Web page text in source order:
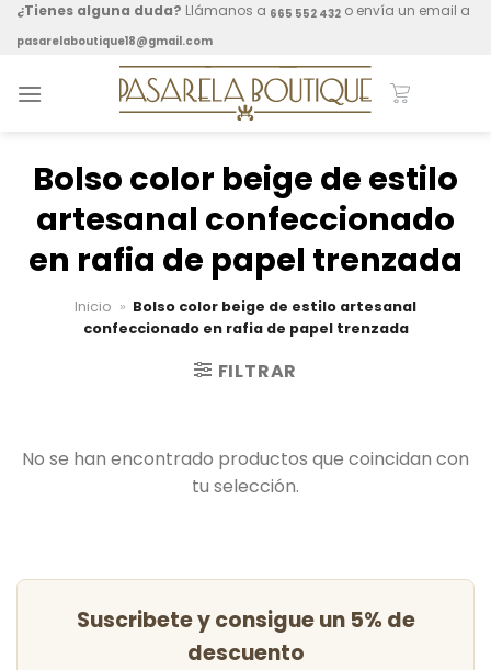
Skip¿Tienes alguna duda? Llámanos a 665 552 432 o envía un email a
pasarelaboutique18@gmail.com
Bolso color beige de estilo
artesanal confeccionado
en rafia de papel trenzada
Inicio » Bolso color beige de estilo artesanal
confeccionado en rafia de papel trenzada
FILTRAR
No se han encontrado productos que coincidan con
tu selección.
Suscribete y consigue un 5% de
descuento